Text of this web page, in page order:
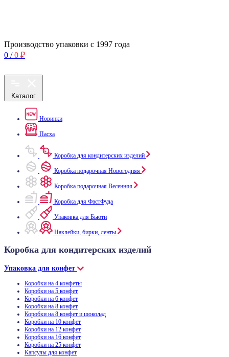
Производство упаковки с 1997 года
0 / 0 ₽
Каталог
Новинки
Пасха
Коробка для кондитерских изделий
Коробка подарочная Новогодняя
Коробка подарочная Весенняя
Коробка для ФастФуда
Упаковка для Бьюти
Наклейки, бирки, ленты
Коробка для кондитерских изделий
Упаковка для конфет
Коробки на 4 конфеты
Коробки на 5 конфет
Коробки на 6 конфет
Коробки на 8 конфет
Коробки на 8 конфет и шоколад
Коробки на 10 конфет
Коробки на 12 конфет
Коробки на 16 конфет
Коробки на 25 конфет
Капсулы для конфет